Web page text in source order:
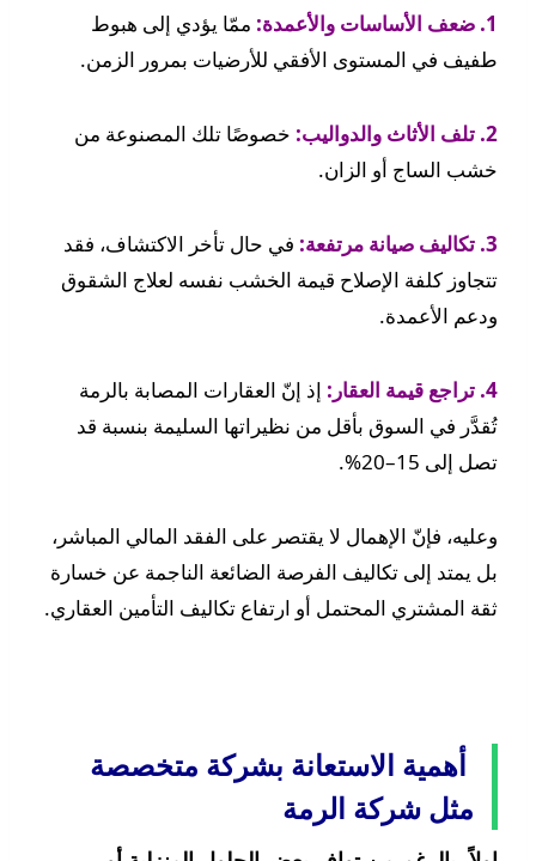
1. ضعف الأساسات والأعمدة:
ممّا يؤدي إلى هبوط
طفيف في المستوى الأفقي للأرضيات بمرور الزمن.
2. تلف الأثاث والدواليب:
خصوصًا تلك المصنوعة من
خشب الساج أو الزان.
3. تكاليف صيانة مرتفعة:
في حال تأخر الاكتشاف، فقد
تتجاوز كلفة الإصلاح قيمة الخشب نفسه لعلاج الشقوق
ودعم الأعمدة.
4. تراجع قيمة العقار:
إذ إنّ العقارات المصابة بالرمة
تُقدَّر في السوق بأقل من نظيراتها السليمة بنسبة قد
تصل إلى 15–20%.
وعليه، فإنّ الإهمال لا يقتصر على الفقد المالي المباشر،
بل يمتد إلى تكاليف الفرصة الضائعة الناجمة عن خسارة
ثقة المشتري المحتمل أو ارتفاع تكاليف التأمين العقاري.
أهمية الاستعانة بشركة متخصصة
مثل شركة الرمة